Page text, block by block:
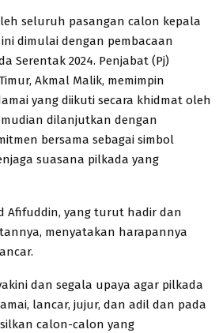
seluruh pasangan calon kepala
dimulai dengan pembacaan
Serentak 2024. Penjabat (Pj)
Akmal Malik, memimpin
yang diikuti secara khidmat oleh
dilanjutkan dengan
bersama sebagai simbol
suasana pilkada yang
Afifuddin, yang turut hadir dan
menyatakan harapannya
dan segala upaya agar pilkada
lancar, jujur, dan adil dan pada
calon-calon yang